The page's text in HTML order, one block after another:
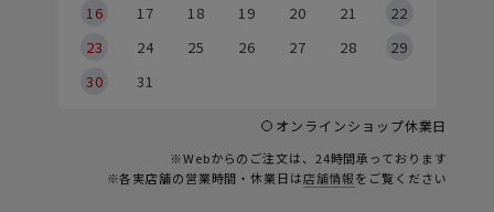
16
17 18 19 20 21
22
23
24 25 26 27 28
29
30
31
オンラインショップ休業日
※Webからのご注文は、24時間承っております
※各実店舗の営業時間・休業日は店舗情報をご覧ください